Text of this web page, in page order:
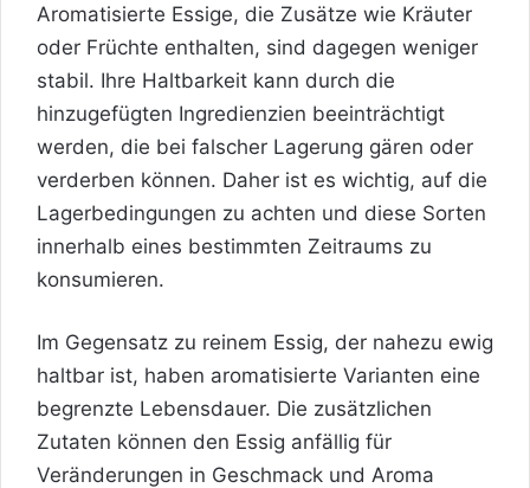
Aromatisierte Essige, die Zusätze wie Kräuter
oder Früchte enthalten, sind dagegen weniger
stabil. Ihre Haltbarkeit kann durch die
hinzugefügten Ingredienzien beeinträchtigt
werden, die bei falscher Lagerung gären oder
verderben können. Daher ist es wichtig, auf die
Lagerbedingungen zu achten und diese Sorten
innerhalb eines bestimmten Zeitraums zu
konsumieren.
Im Gegensatz zu reinem Essig, der nahezu ewig
haltbar ist, haben aromatisierte Varianten eine
begrenzte Lebensdauer. Die zusätzlichen
Zutaten können den Essig anfällig für
Veränderungen in Geschmack und Aroma